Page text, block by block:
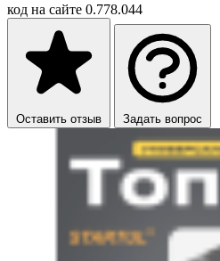
код на сайте 0.778.044
Оставить отзыв Задать вопрос